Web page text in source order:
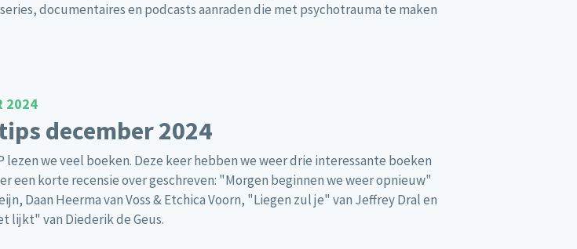
documentaires en podcasts aanraden die met psychotrauma te maken
2024
december 2024
lezen we veel boeken. Deze keer hebben we weer drie interessante boeken
een korte recensie over geschreven: "Morgen beginnen we weer opnieuw"
Daan Heerma van Voss & Etchica Voorn, "Liegen zul je" van Jeffrey Dral en
lijkt" van Diederik de Geus.